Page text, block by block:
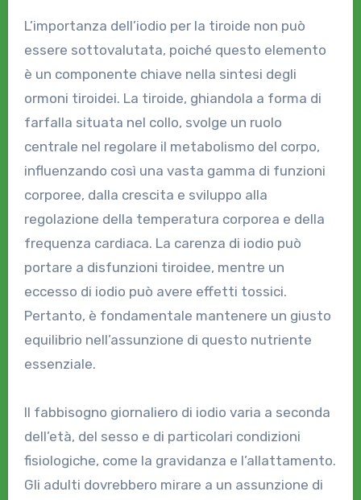
L’importanza dell’iodio per la tiroide non può
essere sottovalutata, poiché questo elemento
è un componente chiave nella sintesi degli
ormoni tiroidei. La tiroide, ghiandola a forma di
farfalla situata nel collo, svolge un ruolo
centrale nel regolare il metabolismo del corpo,
influenzando così una vasta gamma di funzioni
corporee, dalla crescita e sviluppo alla
regolazione della temperatura corporea e della
frequenza cardiaca. La carenza di iodio può
portare a disfunzioni tiroidee, mentre un
eccesso di iodio può avere effetti tossici.
Pertanto, è fondamentale mantenere un giusto
equilibrio nell’assunzione di questo nutriente
essenziale.
Il fabbisogno giornaliero di iodio varia a seconda
dell’età, del sesso e di particolari condizioni
fisiologiche, come la gravidanza e l’allattamento.
Gli adulti dovrebbero mirare a un assunzione di